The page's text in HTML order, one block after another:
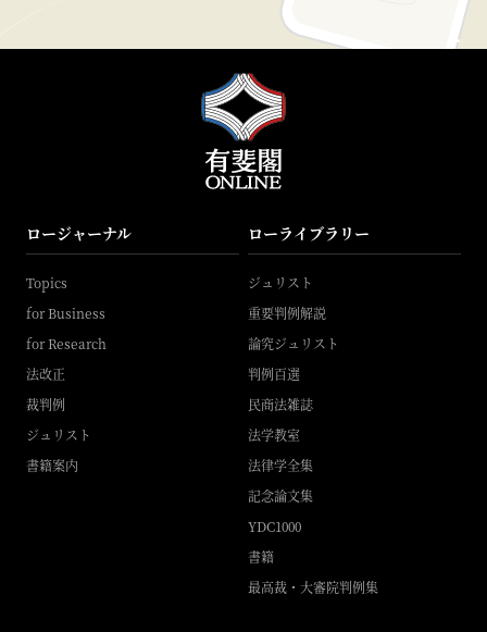
ロージャーナル
Topics
for Business
for Research
法改正
裁判例
ジュリスト
書籍案内
ローライブラリー
ジュリスト
重要判例解説
論究ジュリスト
判例百選
民商法雑誌
法学教室
法律学全集
記念論文集
YDC1000
書籍
最高裁・大審院判例集